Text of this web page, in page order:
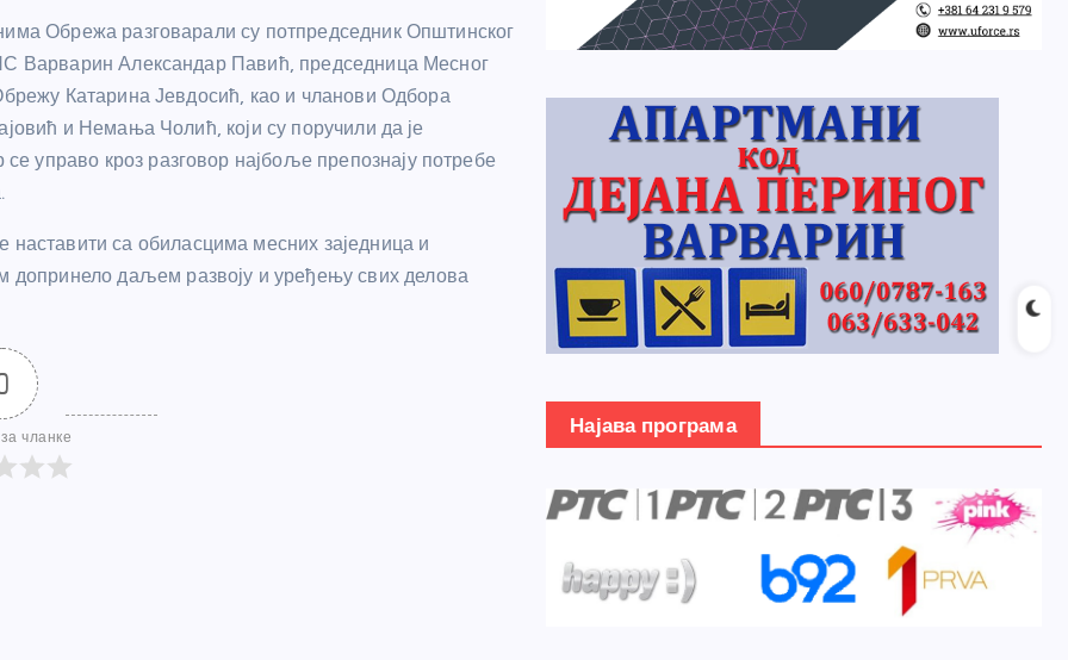
Обрежа разговарали су потпредседник Општинског
ВарваринАлександар Павић , председница Месног
Катарина Јевдосић, као и чланови Одбора
и Немања Чолић , који су поручили да је
управо кроз разговор најбоље препознају потребе
са обиласцима месних заједница и
допринело даљем развоју и уређењу свих делова
чланке Најава програма